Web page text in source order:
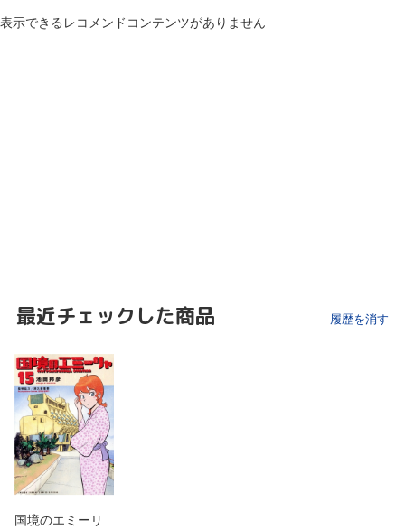
表示できるレコメンドコンテンツがありません
最近チェックした商品 履歴を消す
国境のエミーリ